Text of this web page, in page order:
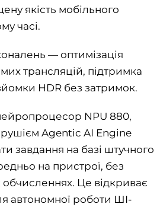
якість мобільного
часі.
— оптимізація
трансляцій, підтримка
HDR без затримок.
NPU 880,
рушієм Agentic AI Engine
завдання на базі штучного
на пристрої, без
Це відкриває
автономної роботи ШІ-